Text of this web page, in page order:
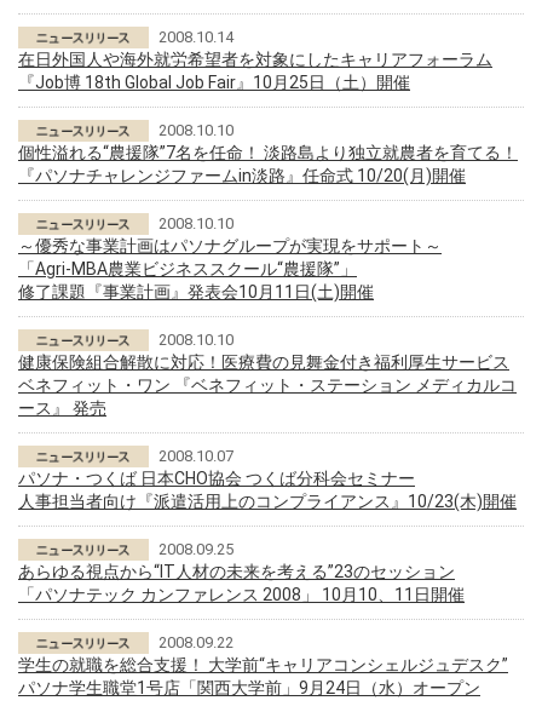
2008.10.14
在日外国人や海外就労希望者を対象にしたキャリアフォーラム
『Job博 18th Global Job Fair』10月25日（土）開催
2008.10.10
個性溢れる“農援隊”7名を任命！ 淡路島より独立就農者を育てる！
『パソナチャレンジファームin淡路』任命式 10/20(月)開催
2008.10.10
～優秀な事業計画はパソナグループが実現をサポート～
「Agri-MBA農業ビジネススクール“農援隊”」
修了課題『事業計画』発表会10月11日(土)開催
2008.10.10
健康保険組合解散に対応！医療費の見舞金付き福利厚生サービス
ベネフィット・ワン 『ベネフィット・ステーション メディカルコ
ース』 発売
2008.10.07
パソナ・つくば 日本CHO協会 つくば分科会セミナー
人事担当者向け『派遣活用上のコンプライアンス』10/23(木)開催
2008.09.25
あらゆる視点から“IT人材の未来を考える”23のセッション
「パソナテック カンファレンス 2008」 10月10、11日開催
2008.09.22
学生の就職を総合支援！ 大学前“キャリアコンシェルジュデスク”
パソナ学生職堂1号店「関西大学前」9月24日（水）オープン